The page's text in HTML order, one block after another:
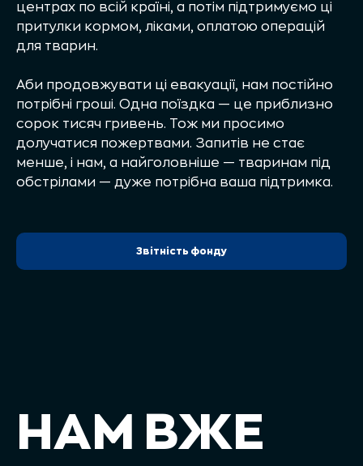
центрах по всій країні, а потім підтримуємо ці
притулки кормом, ліками, оплатою операцій
для тварин.
Аби продовжувати ці евакуації, нам постійно
потрібні гроші. Одна поїздка — це приблизно
сорок тисяч гривень. Тож ми просимо
долучатися пожертвами. Запитів не стає
менше, і нам, а найголовніше — тваринам під
обстрілами — дуже потрібна ваша підтримка.
Звітність фонду
НАМ ВЖЕ